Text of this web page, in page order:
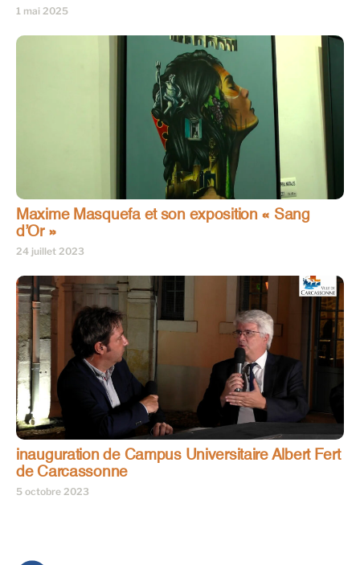
1 mai 2025
Maxime Masquefa et son exposition « Sang
d’Or »
24 juillet 2023
inauguration de Campus Universitaire Albert Fert
de Carcassonne
5 octobre 2023